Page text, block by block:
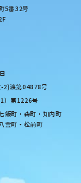
5番32号
2)渡第04878号
）第1226号
飯町・森町・知内町
雲町・松前町